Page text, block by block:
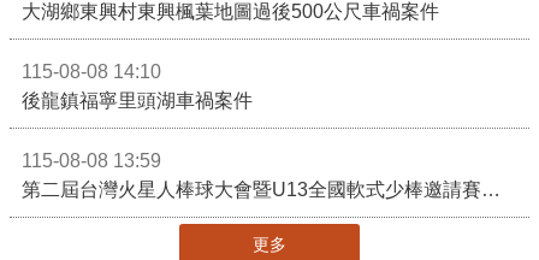
大湖鄉東興村東興楓葉地圖過後500公尺車禍案件
115-08-08 14:10
後龍鎮福寧里頭湖車禍案件
115-08-08 13:59
第二屆台灣火星人棒球大會暨U13全國軟式少棒邀請賽在苗栗舉辦
更多